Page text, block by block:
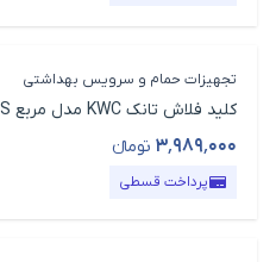
تجهیزات حمام و سرویس بهداشتی
کلید فلاش تانک KWC مدل مربع ABS
۳٬۹۸۹٬۰۰۰ تومانء
قیمت محصول
پرداخت قسطی